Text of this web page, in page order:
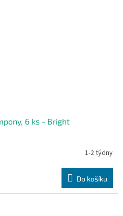
6 ks - Bright
1-2 týdny
Do košíku